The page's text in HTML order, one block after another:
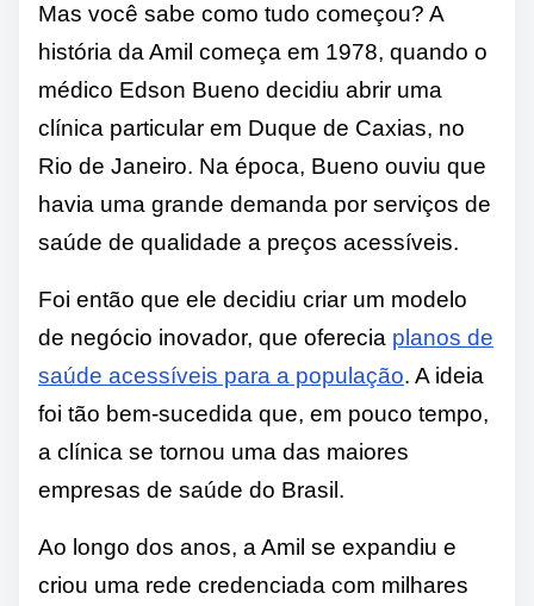
Mas você sabe como tudo começou? A
história da Amil começa em 1978, quando o
médico Edson Bueno decidiu abrir uma
clínica particular em Duque de Caxias, no
Rio de Janeiro. Na época, Bueno ouviu que
havia uma grande demanda por serviços de
saúde de qualidade a preços acessíveis.
Foi então que ele decidiu criar um modelo
de negócio inovador, que oferecia planos de
saúde acessíveis para a população. A ideia
foi tão bem-sucedida que, em pouco tempo,
a clínica se tornou uma das maiores
empresas de saúde do Brasil.
Ao longo dos anos, a Amil se expandiu e
criou uma rede credenciada com milhares